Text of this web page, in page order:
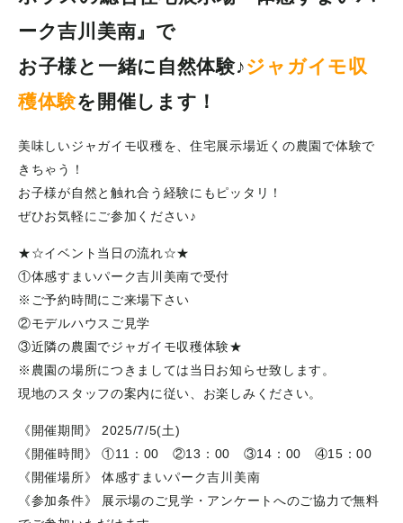
ーク吉川美南』で
お子様と一緒に自然体験♪ジャガイモ収
穫体験を開催します！
美味しいジャガイモ収穫を、住宅展示場近くの農園で体験で
きちゃう！
お子様が自然と触れ合う経験にもピッタリ！
ぜひお気軽にご参加ください♪
★☆イベント当日の流れ☆★
①体感すまいパーク吉川美南で受付
※ご予約時間にご来場下さい
②モデルハウスご見学
③近隣の農園でジャガイモ収穫体験★
※農園の場所につきましては当日お知らせ致します。
現地のスタッフの案内に従い、お楽しみください。
《開催期間》 2025/7/5(土)
《開催時間》 ①11：00 ②13：00 ③14：00 ④15：00
《開催場所》 体感すまいパーク吉川美南
《参加条件》 展示場のご見学・アンケートへのご協力で無料